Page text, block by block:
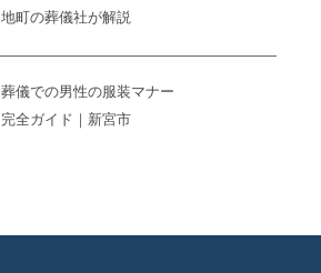
地町の葬儀社が解説
葬儀での男性の服装マナー
完全ガイド｜新宮市